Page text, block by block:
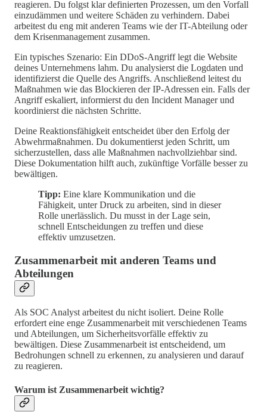
reagieren. Du folgst klar definierten Prozessen, um den Vorfall
einzudämmen und weitere Schäden zu verhindern. Dabei
arbeitest du eng mit anderen Teams wie der IT-Abteilung oder
dem Krisenmanagement zusammen.
Ein typisches Szenario: Ein DDoS-Angriff legt die Website
deines Unternehmens lahm. Du analysierst die Logdaten und
identifizierst die Quelle des Angriffs. Anschließend leitest du
Maßnahmen wie das Blockieren der IP-Adressen ein. Falls der
Angriff eskaliert, informierst du den Incident Manager und
koordinierst die nächsten Schritte.
Deine Reaktionsfähigkeit entscheidet über den Erfolg der
Abwehrmaßnahmen. Du dokumentierst jeden Schritt, um
sicherzustellen, dass alle Maßnahmen nachvollziehbar sind.
Diese Dokumentation hilft auch, zukünftige Vorfälle besser zu
bewältigen.
Tipp: Eine klare Kommunikation und die
Fähigkeit, unter Druck zu arbeiten, sind in dieser
Rolle unerlässlich. Du musst in der Lage sein,
schnell Entscheidungen zu treffen und diese
effektiv umzusetzen.
Zusammenarbeit mit anderen Teams und
Abteilungen
Als SOC Analyst arbeitest du nicht isoliert. Deine Rolle
erfordert eine enge Zusammenarbeit mit verschiedenen Teams
und Abteilungen, um Sicherheitsvorfälle effektiv zu
bewältigen. Diese Zusammenarbeit ist entscheidend, um
Bedrohungen schnell zu erkennen, zu analysieren und darauf
zu reagieren.
Warum ist Zusammenarbeit wichtig?